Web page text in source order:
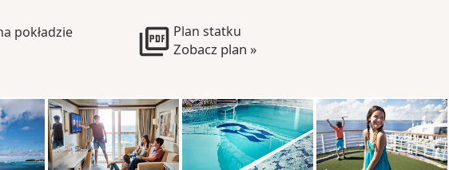
pokładzie Plan statku
Zobacz plan »